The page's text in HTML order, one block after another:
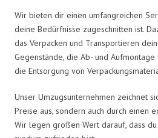
Wir bieten dir einen umfangreichen
deine Bedürfnisse zugeschnitten ist.
das Verpacken und Transportieren
Gegenstände, die Ab- und
die Entsorgung von
Unser Umzugsunternehmen zeichnet
Preise aus, sondern auch durch einen
Wir legen großen Wert darauf, dass